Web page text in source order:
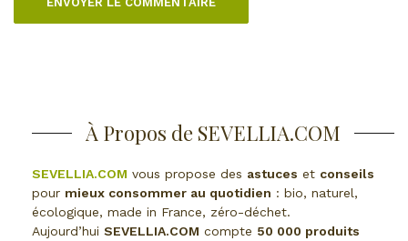
À Propos de SEVELLIA.COM
SEVELLIA.COM vous propose des astuces et conseils
pour mieux consommer au quotidien : bio, naturel,
écologique, made in France, zéro-déchet.
Aujourd’hui SEVELLIA.COM compte 50 000 produits